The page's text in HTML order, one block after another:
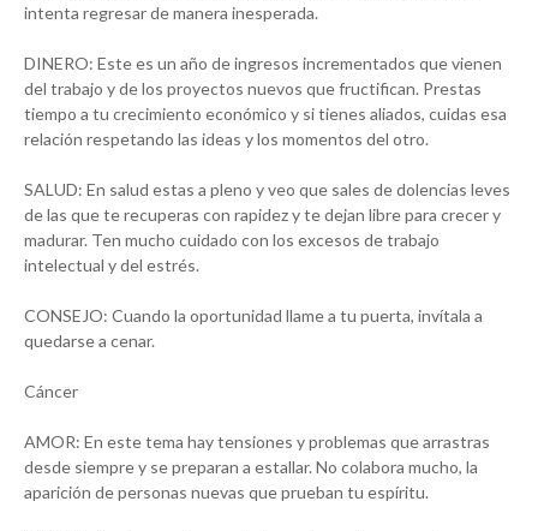
intenta regresar de manera inesperada.
DINERO: Este es un año de ingresos incrementados que vienen
del trabajo y de los proyectos nuevos que fructifican. Prestas
tiempo a tu crecimiento económico y si tienes aliados, cuidas esa
relación respetando las ideas y los momentos del otro.
SALUD: En salud estas a pleno y veo que sales de dolencias leves
de las que te recuperas con rapidez y te dejan libre para crecer y
madurar. Ten mucho cuidado con los excesos de trabajo
intelectual y del estrés.
CONSEJO: Cuando la oportunidad llame a tu puerta, invítala a
quedarse a cenar.
Cáncer
AMOR: En este tema hay tensiones y problemas que arrastras
desde siempre y se preparan a estallar. No colabora mucho, la
aparición de personas nuevas que prueban tu espíritu.